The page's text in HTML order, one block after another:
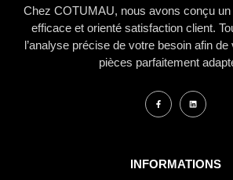
Chez COTUMAU, nous avons conçu
efficace et orienté satisfaction client.
l’analyse précise de votre besoin afin
pièces parfaitement
INFORMATIONS